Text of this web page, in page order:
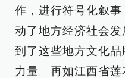
作，进行符号化叙
动了地方经济社会
到了这些地方文化
力量。再如江西省